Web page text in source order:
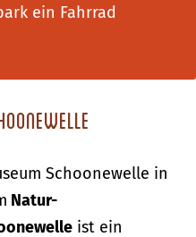
ein Fahrrad
Schoonewelle in
Natur-
ist ein